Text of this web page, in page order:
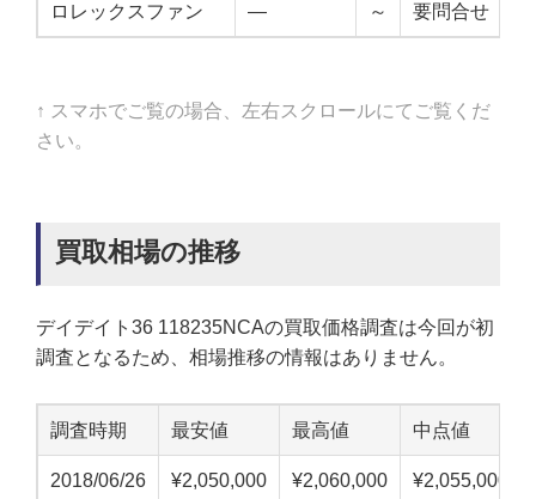
ロレックスファン — ～ 要問合せ
↑ スマホでご覧の場合、左右スクロールにてご覧くだ
さい。
買取相場の推移
デイデイト36 118235NCAの買取価格調査は今回が初
調査となるため、相場推移の情報はありません。
調査時期 最安値 最高値 中点値
2018/06/26 ¥2,050,000 ¥2,060,000 ¥2,055,000